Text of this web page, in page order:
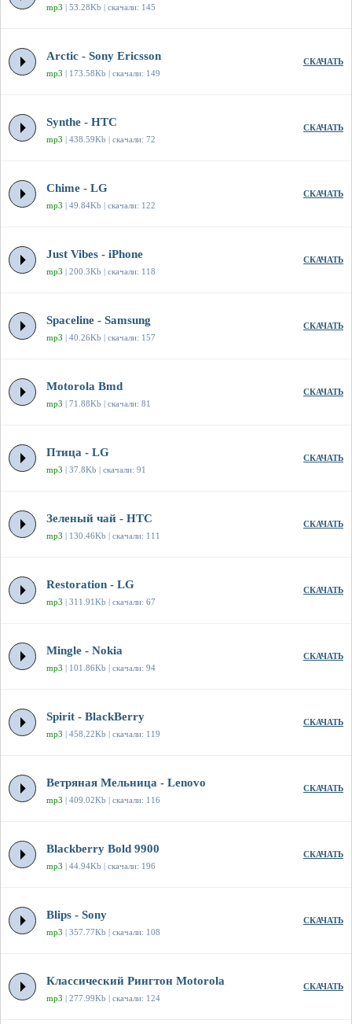
mp3 | 53.28Kb | скачали: 145
Arctic - Sony Ericsson
mp3 | 173.58Kb | скачали: 149
СКАЧАТЬ
Synthe - HTC
mp3 | 438.59Kb | скачали: 72
СКАЧАТЬ
Chime - LG
mp3 | 49.84Kb | скачали: 122
СКАЧАТЬ
Just Vibes - iPhone
mp3 | 200.3Kb | скачали: 118
СКАЧАТЬ
Spaceline - Samsung
mp3 | 40.26Kb | скачали: 157
СКАЧАТЬ
Motorola Bmd
mp3 | 71.88Kb | скачали: 81
СКАЧАТЬ
Птица - LG
mp3 | 37.8Kb | скачали: 91
СКАЧАТЬ
Зеленый чай - HTC
mp3 | 130.46Kb | скачали: 111
СКАЧАТЬ
Restoration - LG
mp3 | 311.91Kb | скачали: 67
СКАЧАТЬ
Mingle - Nokia
mp3 | 101.86Kb | скачали: 94
СКАЧАТЬ
Spirit - BlackBerry
mp3 | 458.22Kb | скачали: 119
СКАЧАТЬ
Ветряная Мельница - Lenovo
mp3 | 409.02Kb | скачали: 116
СКАЧАТЬ
Blackberry Bold 9900
mp3 | 44.94Kb | скачали: 196
СКАЧАТЬ
Blips - Sony
mp3 | 357.77Kb | скачали: 108
СКАЧАТЬ
Классический Рингтон Motorola
mp3 | 277.99Kb | скачали: 124
СКАЧАТЬ